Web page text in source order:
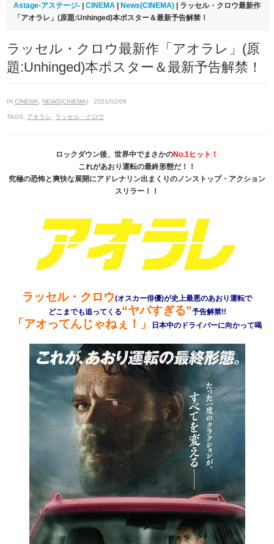
Astage-アステージ- |CINEMA News(CINEMA) | ラッセル・クロウ最新作
「アオラレ」(原題:Unhinged)本ポスター＆最新予告解禁！
ラッセル・クロウ最新作「アオラレ」(原
題:Unhinged)本ポスター＆最新予告解禁！
INCINEMA NEWS(CINEMA) · 2021/02/09
TAGS: アオラレ ラッセル・クロウ
ロックダウン後、世界中でまさかのNo.1ヒット！
これがあおり運転の最終形態だ！！
究極の恐怖と爽快な展開にアドレナリン出まくりのノンストップ・アクション
スリラー！！
ラッセル・クロウ(オスカー俳優)が史上最悪のあおり運転で
どこまでも追ってくる“ヤバすぎる”予告解禁!!
「アオってんじゃねぇ！」 日本中のドライバーに向かって喝